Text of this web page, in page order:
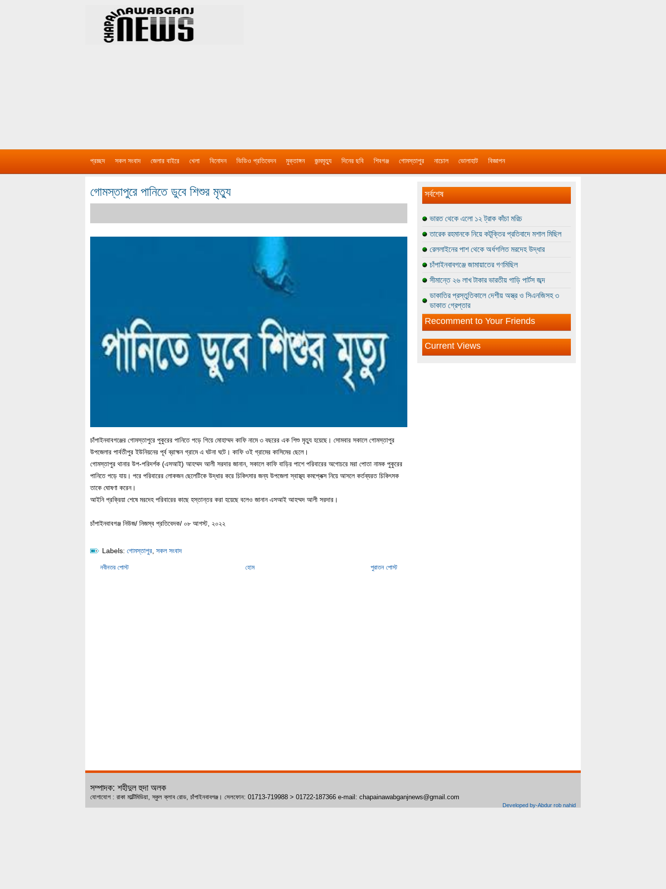
প্রচ্ছদ সকল সংবাদ জেলার বাইরে খেলা বিনোদন ভিডিও প্রতিবেদন মুক্তাঙ্গন জন্মমৃত্যু দিনের ছবি শিবগঞ্জ গোমস্তাপুর নাচোল ভোলাহাট বিজ্ঞাপন
গোমস্তাপুরে পানিতে ডুবে শিশুর মৃত্যু
চাঁপাইনবাবগঞ্জের গোমস্তাপুরে পুকুরের পানিতে পড়ে গিয়ে মোহাম্মদ কাফি নামে ৩ বছরের এক শিশু মৃত্যু হয়েছে। সোমবার সকালে গোমস্তাপুর
উপজেলার পার্বতীপুর ইউনিয়নের পূর্ব ব্রাহ্মন গ্রামে এ ঘটনা ঘটে। কাফি ওই গ্রামের কাসিমের ছেলে।
গোমস্তাপুর থানার উপ-পরিদর্শক (এসআই) আহম্মদ আলী সরদার জানান, সকালে কাফি বাড়ির পাশে পরিবারের অগোচরে মরা পোতা নামক পুকুরের
পানিতে পড়ে যায়। পরে পরিবারের লোকজন ছেলেটিকে উদ্ধার করে চিকিৎসার জন্য উপজেলা স্বাস্থ্য কমপ্লেক্স নিয়ে আসলে কর্তব্যরত চিকিৎসক
তাকে ঘোষণা করেন।
আইনি প্রক্রিয়া শেষে মরদেহ পরিবারের কাছে হস্তান্তর করা হয়েছে বলেও জানান এসআই আহম্মদ আলী সরদার।
চাঁপাইনবাবগঞ্জ নিউজ/ নিজস্ব প্রতিবেদক/ ০৮ আগস্ট, ২০২২
Labels: গোমস্তাপুর সকল সংবাদ
নবীনতর পোস্ট পুরাতন পোস্ট
হোম
সর্বশেষ
ভারত থেকে এলো ১২ ট্রাক কাঁচা মরিচ
তারেক রহমানকে নিয়ে কটূক্তির প্রতিবাদে মশাল মিছিল
রেললাইনের পাশ থেকে অর্ধগলিত মরদেহ উদ্ধার
চাঁপাইনবাবগঞ্জে জামায়াতের গণমিছিল
সীমান্তে ২৬ লাখ টাকার ভারতীয় গাড়ি পার্টস জব্দ
ডাকাতির প্রস্তুতিকালে দেশীয় অস্ত্র ও সিএনজিসহ ৩
ডাকাত গ্রেপ্তার
Recomment to Your Friends
Current Views
সম্পাদক: শহীদুল হুদা অলক
যোগাযোগ : রাকা মাল্টিমিডিয়া, স্কুল ক্লাব রোড, চাঁপাইনবাবগঞ্জ। সেলফোন: 01713-719988 > 01722-187366 e-mail: chapainawabganjnews@gmail.com
Developed by-Abdur rob nahid